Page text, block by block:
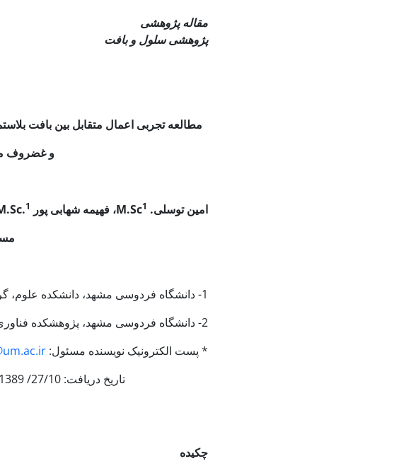
مقاله
پژوهشی سلول و بافت
مطالعه تجربی اعمال متقابل بین بافت
و غضروف
امین توسلی. 1 ،فهیمه شهابی پور 1
1- دانشگاه فردوسی مشهد، دانشکده علوم، گروه زیست شناسی
2- دانشگاه فردوسی مشهد، پژوهشکده فناوری زیستی، گروه سلولی و مولکولی
* پست الکترونیک نویسنده مسئول:
تاریخ دریافت: 27/10/ 1389 تاریخ پذیرش: 20/1/1390
چکیده